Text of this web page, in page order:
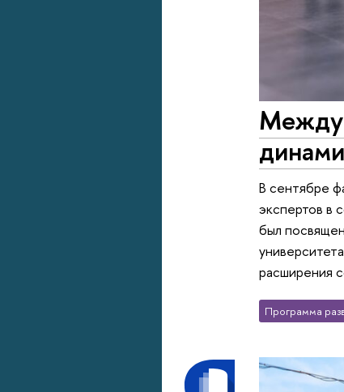
В сентябре
экспертов в
был
расширения
Программа